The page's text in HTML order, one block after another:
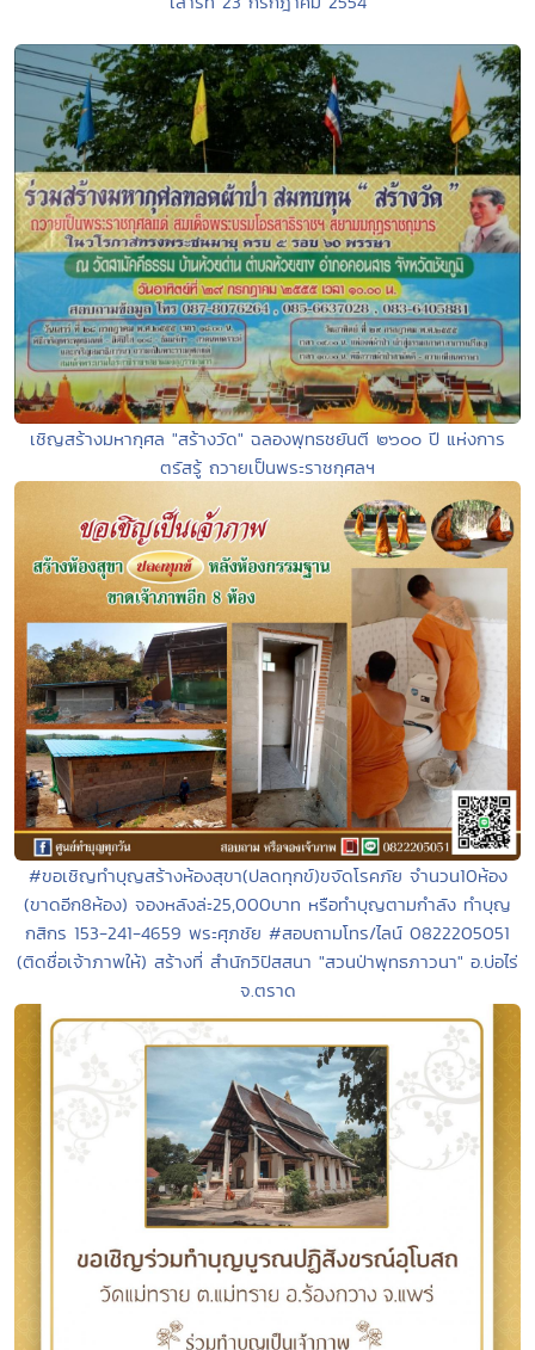
เชิญสร้างมหากุศล "สร้างวัด" ฉลองพุทธชยันตี ๒๖๐๐ ปี แห่งการ
ตรัสรู้ ถวายเป็นพระราชกุศลฯ
#ขอเชิญทำบุญสร้างห้องสุขา(ปลดทุกข์)ขจัดโรคภัย จำนวน10ห้อง
(ขาดอีก8ห้อง) จองหลังล่ะ25,000บาท หรือทำบุญตามกำลัง ทำบุญ
กสิกร 153-241-4659 พระศุภชัย #สอบถามโทร/ไลน์ 0822205051
(ติดชื่อเจ้าภาพให้) สร้างที่ สำนักวิปัสสนา "สวนป่าพุทธภาวนา" อ.บ่อไร่
จ.ตราด